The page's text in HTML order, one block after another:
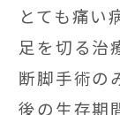
とても痛い
足を切る治
断脚手術の
後の生存期